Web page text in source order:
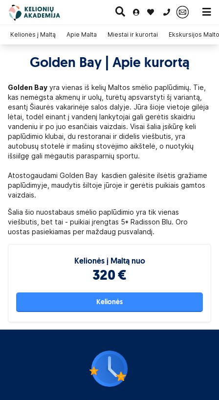
0 700 11007
Kelionės į Maltą Apie Malta Miestai ir kurortai Ekskursijos
Golden Bay | Apie kurortą
Golden Bay yra vienas iš kelių Maltos smėlio paplūdimių. Tie,
kas nemėgsta akmenų ir uolų, turėtų apsvarstyti šį variantą,
esantį Šiaurės vakarinėje salos dalyje. Jūra šioje vietoje gilėja
lėtai, todėl einant į vandenį lankytojai gali gerėtis skaidriu
vandeniu ir po juo esančiais vaizdais. Visai šalia įsikūrę keli
paplūdimio klubai, du restoranai ir didelis viešbutis, yra
autobusų stotelė ir mašinų stovėjimo aikštelė, o nuotykių
išsiilgę gali mėgautis parasparnių sportu.
Atostogaudami Golden Bay kasdien galėsite ilsėtis gražiame
paplūdimyje, maudytis šiltoje jūroje ir gerėtis puikiais gamtos
vaizdais.
Šalia šio nuostabaus smėlio paplūdimio yra tik vienas
viešbutis, bet tai - puikiai įrengtas 5* Radisson Blu. Oro
uostas pasiekiamas per maždaug pusvalandį.
Kelionės į Maltą nuo
320 €
Kelionės